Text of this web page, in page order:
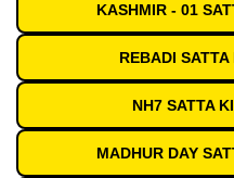
KASHMIR - 01
REBADI
NH7 SATTA
MADHUR DAY